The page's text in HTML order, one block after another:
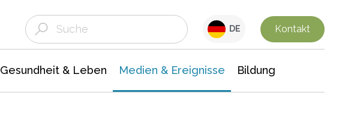
DE Kontakt
Gesundheit & Leben Medien & Ereignisse Bildung